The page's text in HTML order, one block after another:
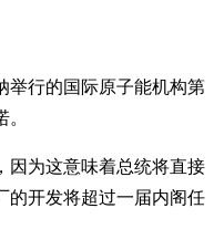
举行的国际原子能机构第
因为这意味着总统将直接
的开发将超过一届内阁任